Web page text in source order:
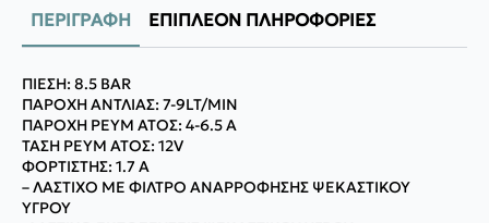
ΠΕΡΙΓΡΑΦΉ ΕΠΙΠΛΈΟΝ ΠΛΗΡΟΦΟΡΊΕΣ
ΠΙΕΣΗ: 8.5 BAR
ΠΑΡΟΧΗ ΑΝΤΛΙΑΣ: 7-9LT/MIN
ΠΑΡΟΧΗ ΡΕΥΜ ΑΤΟΣ: 4-6.5 A
TAΣΗ ΡΕΥΜ ΑΤΟΣ: 12V
ΦΟΡΤΙΣΤΗΣ: 1.7 A
– ΛΑΣΤΙΧΟ ΜΕ ΦΙΛΤΡΟ ΑΝΑΡΡΟΦΗΣΗΣ ΨΕΚΑΣΤΙΚΟΥ
ΥΓΡΟΥ